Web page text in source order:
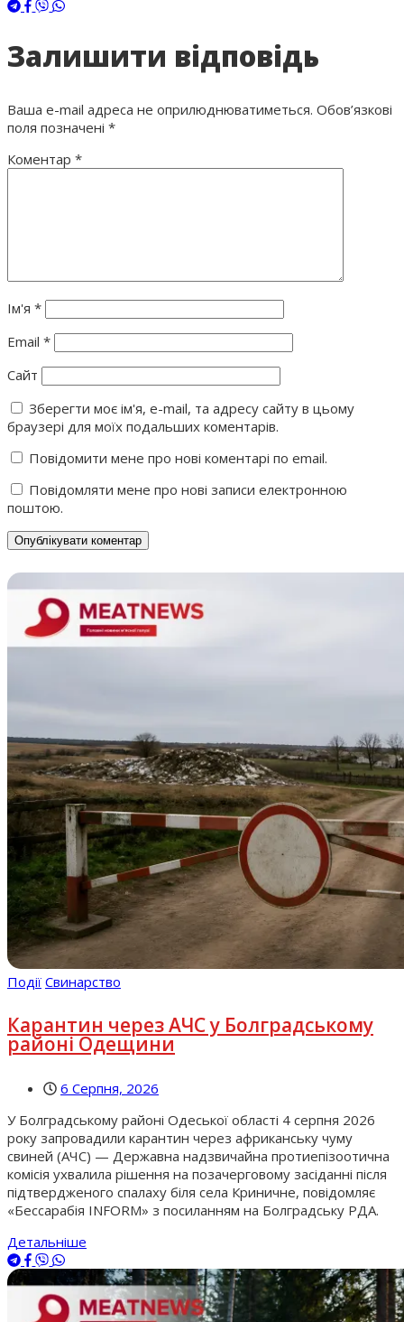
Залишити відповідь
Ваша e-mail адреса не оприлюднюватиметься. Обов’язкові
поля позначені *
Коментар *
Ім'я *
Email *
Сайт
Зберегти моє ім'я, e-mail, та адресу сайту в цьому
браузері для моїх подальших коментарів.
Повідомити мене про нові коментарі по email.
Повідомляти мене про нові записи електронною
поштою.
Події Свинарство
Карантин через АЧС у Болградському
районі Одещини
6 Серпня, 2026
У Болградському районі Одеської області 4 серпня 2026
року запровадили карантин через африканську чуму
свиней (АЧС) — Державна надзвичайна протиепізоотична
комісія ухвалила рішення на позачерговому засіданні після
підтвердженого спалаху біля села Криничне, повідомляє
«Бессарабія INFORM» з посиланням на Болградську РДА.
Детальніше